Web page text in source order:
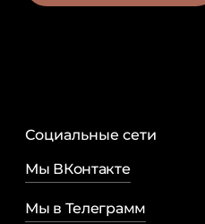
Социальные сети
Мы ВКонтакте
Мы в Телеграмм